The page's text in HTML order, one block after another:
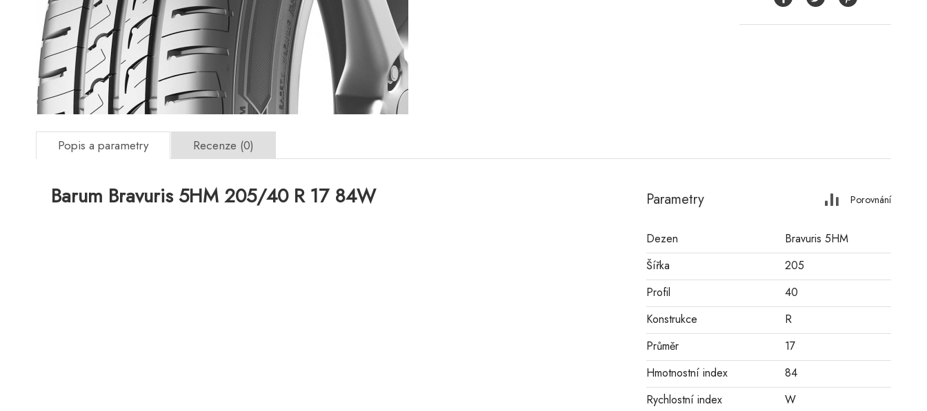
Popis a parametry Recenze (0)
Barum Bravuris 5HM 205/40 R 17 84W Parametry Porovnání
Dezen
Bravuris 5HM
Šířka
205
Profil
40
Konstrukce
R
Průměr
17
Hmotnostní index
84
Rychlostní index
W